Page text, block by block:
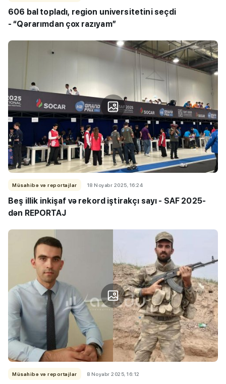
606 bal topladı, region universitetini seçdi
-“Qərarımdan çox razıyam”
Müsahibə və reportajlar 18 Noyabr 2025, 16:24
Beş illik inkişaf və rekord iştirakçı sayı - SAF 2025-
dən REPORTAJ
Müsahibə və reportajlar 8 Noyabr 2025, 16:12